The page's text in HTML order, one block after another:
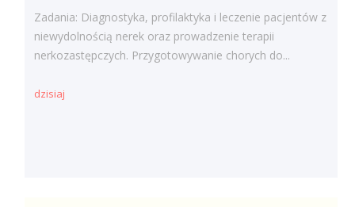
Zadania: Diagnostyka, profilaktyka i leczenie pacjentów z
niewydolnością nerek oraz prowadzenie terapii
nerkozastępczych. Przygotowywanie chorych do...
dzisiaj